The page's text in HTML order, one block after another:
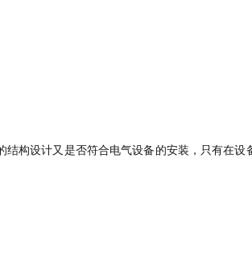
构设计又是否符合电气设备的安装，只有在设